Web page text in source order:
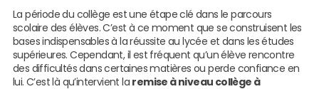
La période du collège est une étape clé dans le parcours
scolaire des élèves. C’est à ce moment que se construisent les
bases indispensables à la réussite au lycée et dans les études
supérieures. Cependant, il est fréquent qu’un élève rencontre
des difficultés dans certaines matières ou perde confiance en
lui. C’est là qu’intervient la remise à niveau collège à